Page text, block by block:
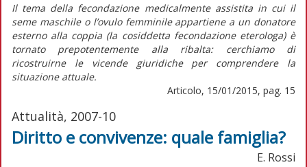
Il tema della fecondazione medicalmente assistita in cui il
seme maschile o l’ovulo femminile appartiene a un donatore
esterno alla coppia (la cosiddetta fecondazione eterologa) è
tornato prepotentemente alla ribalta: cerchiamo di
ricostruirne le vicende giuridiche per comprendere la
situazione attuale.
Articolo, 15/01/2015, pag. 15
Attualità, 2007-10
Diritto e convivenze: quale famiglia?
E. Rossi